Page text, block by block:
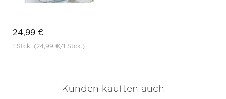
24,99 €
1 Stck. (24,99 €/1 Stck.)
Kunden kauften auch